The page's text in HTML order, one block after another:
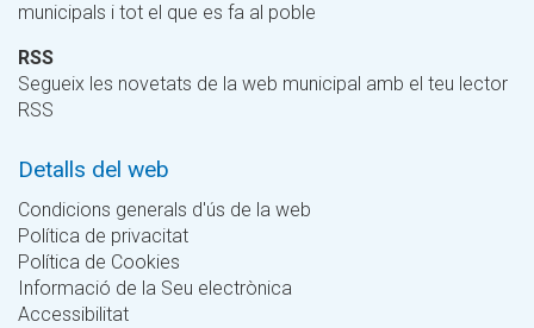
municipals i tot el que es fa al poble
RSS
Segueix les novetats de la web municipal amb el teu lector
RSS
Detalls del web
Condicions generals d'ús de la web
Política de privacitat
Política de Cookies
Informació de la Seu electrònica
Accessibilitat